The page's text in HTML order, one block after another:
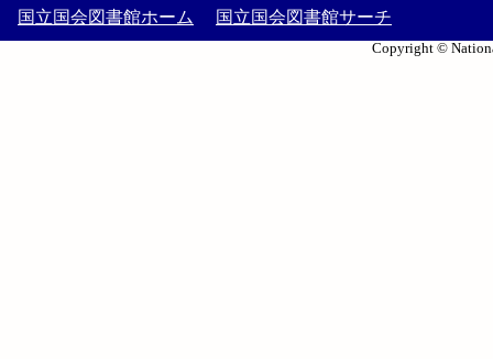
国立国会図書館ホーム 国立国会図書館サーチ
Copyright ©